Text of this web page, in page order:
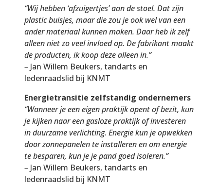
“Wij hebben ‘afzuigertjes’ aan de stoel. Dat zijn
plastic buisjes, maar die zou je ook wel van een
ander materiaal kunnen maken. Daar heb ik zelf
alleen niet zo veel invloed op. De fabrikant maakt
de producten, ik koop deze alleen in.”
– Jan Willem Beukers, tandarts en
ledenraadslid bij KNMT
Energietransitie zelfstandig ondernemers
“Wanneer je een eigen praktijk opent of bezit, kun
je kijken naar een gasloze praktijk of investeren
in duurzame verlichting. Energie kun je opwekken
door zonnepanelen te installeren en om energie
te besparen, kun je je pand goed isoleren.”
– Jan Willem Beukers, tandarts en
ledenraadslid bij KNMT